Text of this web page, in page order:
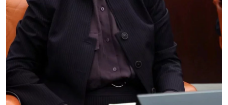
Köşe Yazısı
Dernek
Galeri
Gastronomi
E-GAZETE